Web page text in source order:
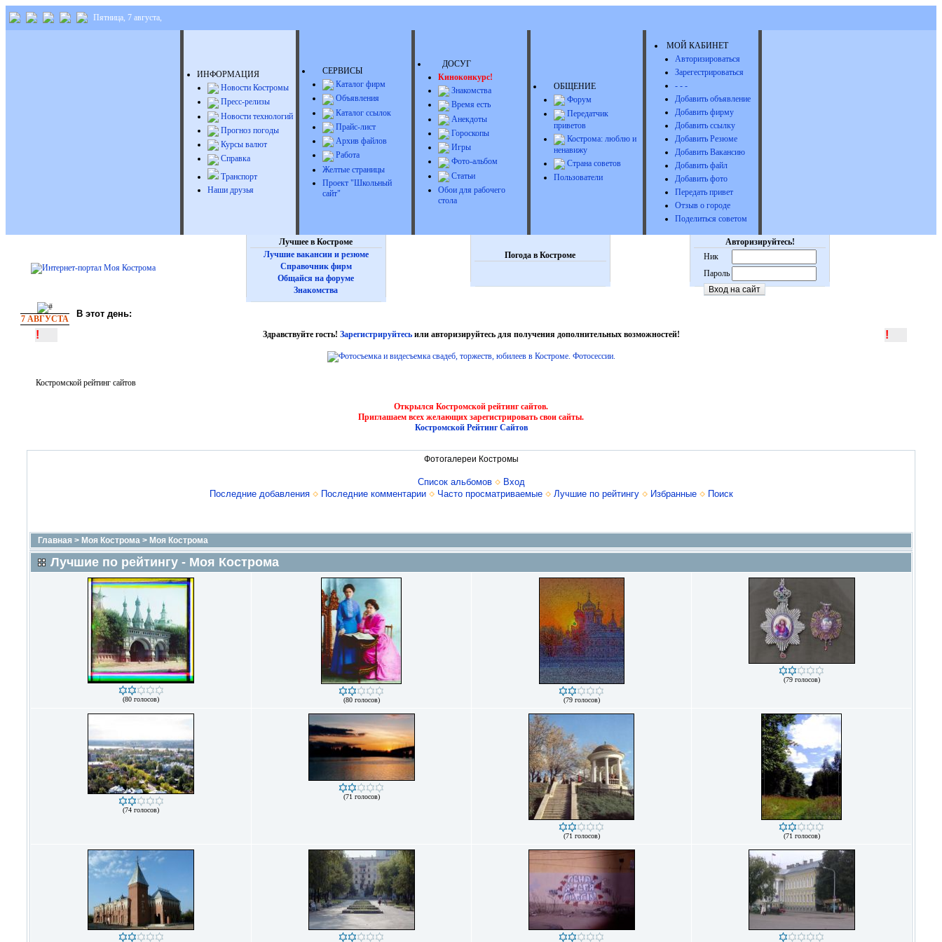
Пятница, 7 августа,
ИНФОРМАЦИЯ
Новости Костромы
Пресс-релизы
Новости технологий
Прогноз погоды
Курсы валют
Справка
Транспорт
Наши друзья
СЕРВИСЫ
Каталог фирм
Объявления
Каталог ссылок
Прайс-лист
Архив файлов
Работа
Желтые страницы
Проект "Школьный
сайт"
ДОСУГ
Киноконкурс!
Знакомства
Время есть
Анекдоты
Гороскопы
Игры
Фото-альбом
Статьи
Обои для рабочего
стола
ОБЩЕНИЕ
Форум
Передатчик
приветов
Кострома: люблю и
ненавижу
Страна советов
Пользователи
МОЙ КАБИНЕТ
Авторизироваться
Зарегестрироваться
- - -
Добавить объявление
Добавить фирму
Добавить ссылку
Добавить Резюме
Добавить Вакансию
Добавить файл
Добавить фото
Передать привет
Отзыв о городе
Поделиться советом
Лучшее в Костроме
Лучшие вакансии и резюме
Справочник фирм
Общайся на форуме
Знакомства
Погода в Костроме
Авторизируйтесь!
Ник
Пароль
7 АВГУСТА В этот день:
! Здравствуйте гость! Зарегистрируйтесьили авторизируйтесь для получения дополнительных возможностей! !
Костромской рейтинг сайтов
Открылся Костромской рейтинг сайтов.
Приглашаем всех желающих зарегистрировать свои сайты.
Костромской Рейтинг Сайтов
Фотогалереи Костромы
Список альбомов
Вход
Последние добавления
Последние комментарии Часто просматриваемые Лучшие по рейтингу Избранные Поиск
Главная > Моя Кострома > Моя Кострома
Лучшие по рейтингу - Моя Кострома
(80 голосов) (80 голосов) (79 голосов)
(79 голосов)
(74 голосов)
(71 голосов)
(71 голосов) (71 голосов)